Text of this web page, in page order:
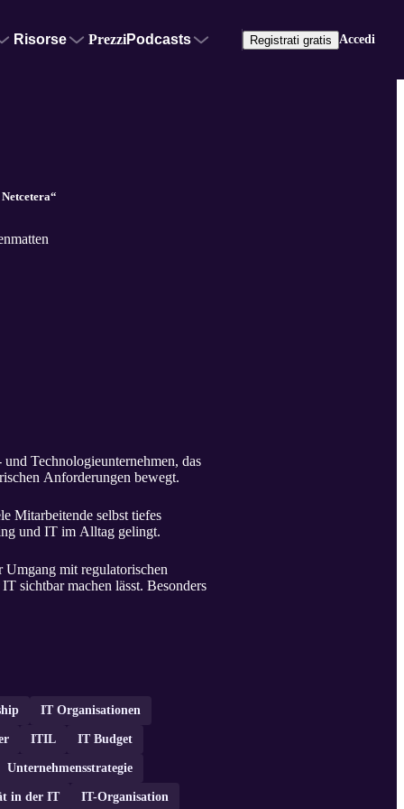
Risorse PrezziPodcasts Registrati gratis Accedi
Technologieunternehmen, das
Anforderungen bewegt.
Mitarbeitende selbst tiefes
und IT im Alltag gelingt.
mit regulatorischen
sichtbar machen lässt. Besonders
IT Organisationen
ITIL IT Budget
Unternehmensstrategie
in der IT IT-Organisation